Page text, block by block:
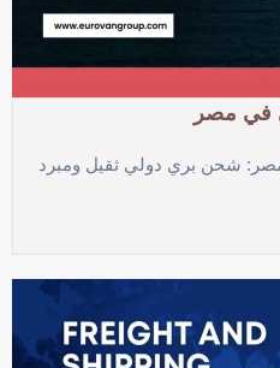
في مصر
شحن بري دولي ثقيل ومبرد